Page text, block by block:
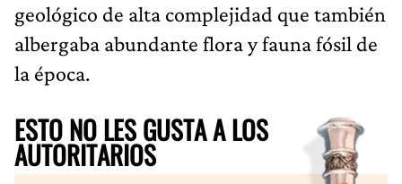
geológico de alta complejidad que también
albergaba abundante flora y fauna fósil de
la época.
ESTO NO LES GUSTA A LOS
AUTORITARIOS